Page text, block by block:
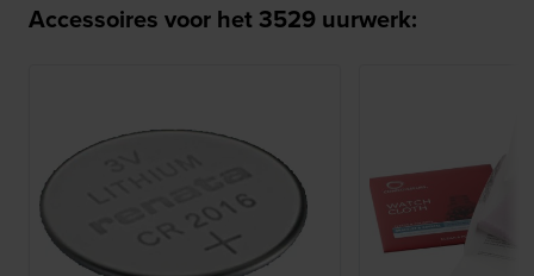
Accessoires voor het 3529 uurwerk: